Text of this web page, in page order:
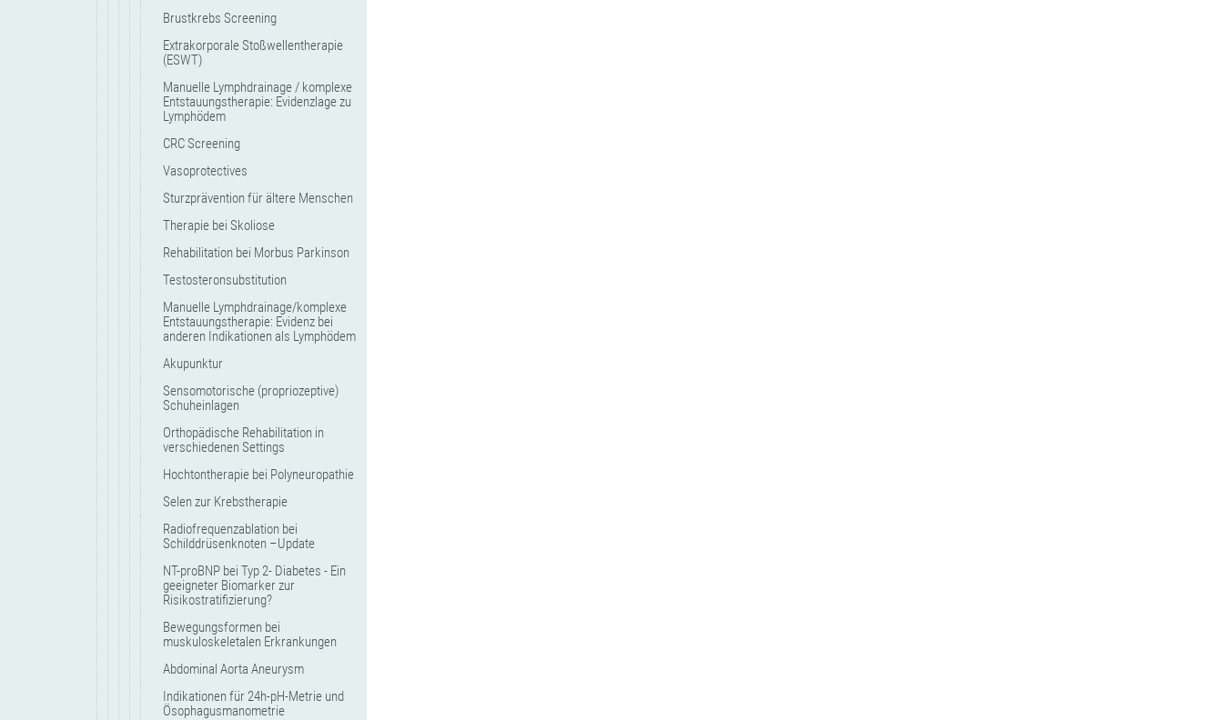
Brustkrebs Screening
Extrakorporale Stoßwellentherapie
(ESWT)
Manuelle Lymphdrainage / komplexe
Entstauungstherapie: Evidenzlage zu
Lymphödem
CRC Screening
Vasoprotectives
Sturzprävention für ältere Menschen
Therapie bei Skoliose
Rehabilitation bei Morbus Parkinson
Testosteronsubstitution
Manuelle Lymphdrainage/komplexe
Entstauungstherapie: Evidenz bei
anderen Indikationen als Lymphödem
Akupunktur
Sensomotorische (propriozeptive)
Schuheinlagen
Orthopädische Rehabilitation in
verschiedenen Settings
Hochtontherapie bei Polyneuropathie
Selen zur Krebstherapie
Radiofrequenzablation bei
Schilddrüsenknoten –Update
NT-proBNP bei Typ 2- Diabetes - Ein
geeigneter Biomarker zur
Risikostratifizierung?
Bewegungsformen bei
muskuloskeletalen Erkrankungen
Abdominal Aorta Aneurysm
Indikationen für 24h-pH-Metrie und
Ösophagusmanometrie